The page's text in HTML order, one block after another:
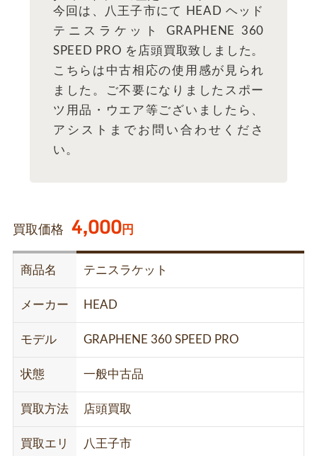
今回は、八王子市にて HEAD ヘッド
テニスラケット GRAPHENE 360
SPEED PRO を店頭買取致しました。
こちらは中古相応の使用感が見られ
ました。ご不要になりましたスポー
ツ用品・ウエア等ございましたら、
アシストまでお問い合わせくださ
い。
買取価格 4,000円
商品名 テニスラケット
メーカー HEAD
モデル GRAPHENE 360 SPEED PRO
状態 一般中古品
買取方法 店頭買取
買取エリ
八王子市